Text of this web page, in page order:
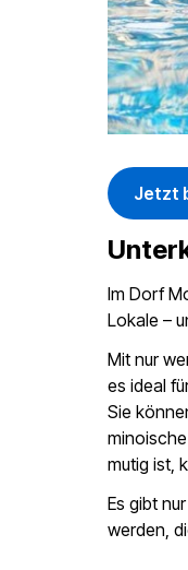
Jetzt
Im Dorf
Lokale –
Mit nur
es ideal
Sie
mutig ist,
Es gibt
werden,